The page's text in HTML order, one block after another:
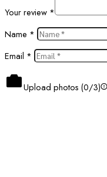
Your review *
Name *
Email *
Upload photos (0/3)